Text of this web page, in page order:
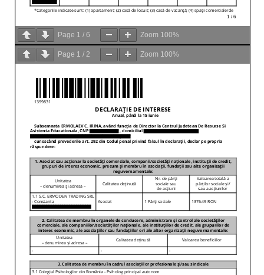
Page 1 / 6 Zoom 100%
Page 1 / 2 Zoom 100%